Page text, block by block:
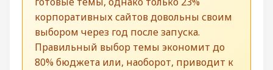
корпоративных сайтов довольны своим
выбором через год после запуска.
Правильный выбор темы экономит до
80% бюджета или, наоборот, приводит к